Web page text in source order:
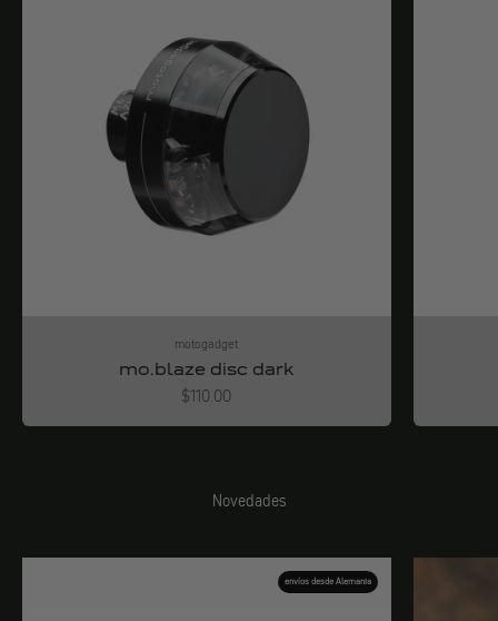
motogadget
mo.blaze disc dark
Angebot
$110.00
Novedades
envíos desde Alemania